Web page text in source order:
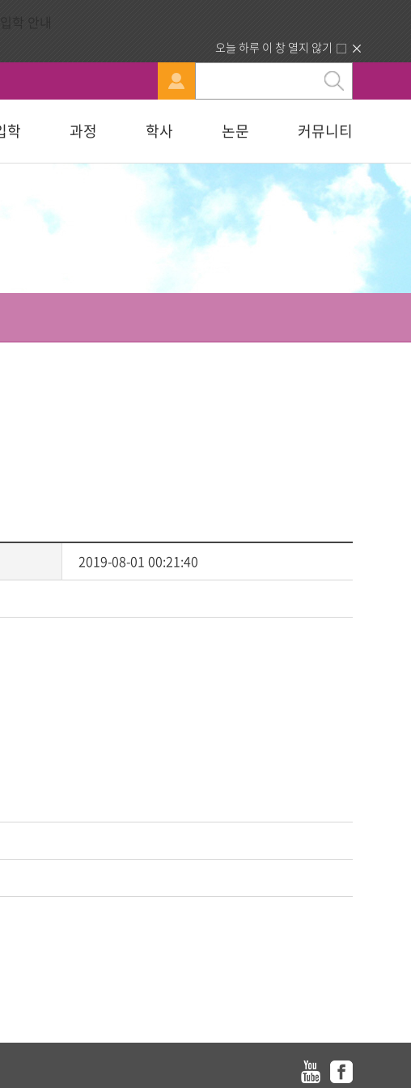
오늘 하루 이 창 열지 않기
학원
학원
행정부서 안내
찾아오시는길
학
묻고답하기
합격자조회/고지서출력
입학원서접수
과정
교육대학원
교육학석사
다문화교육복지대학원
학사
휴·복학 안내
논문
연구윤리자료실
커뮤니티
청빙게시판
2019-08-01 00:21:40